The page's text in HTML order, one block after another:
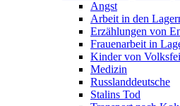
Angst
Arbeit in den
Erzählungen von
Frauenarbeit in
Kinder von
Medizin
Russlanddeutsche
Stalins Tod